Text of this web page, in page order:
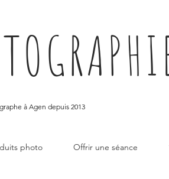
à Agen depuis 2013
photo Offrir une séance